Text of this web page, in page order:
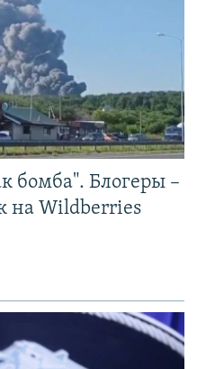
бомба". Блогеры –
на Wildberries